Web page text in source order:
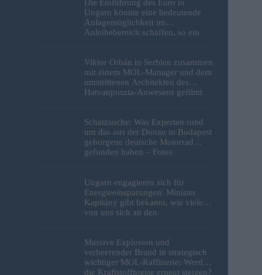
Die Einführung des Euro in
Ungarn könnte eine bedeutende
Anlagemöglichkeit im
Anleihebereich schaffen, so ein
Viktor Orbán in Serbien zusammen
mit einem MOL-Manager und dem
umstrittenen Architekten des
Hatvanpuszta-Anwesens gefilmt
Schatzsuche: Was Experten rund
um das aus der Donau in Budapest
geborgene deutsche Motorrad
gefunden haben – Fotos
Ungarn engagieren sich für
Energieeinsparungen: Minister
Kapitány gibt bekannt, wie viele
von uns sich an den
Massive Explosion und
verheerender Brand in strategisch
wichtiger MOL-Raffinerie: Werden
die Kraftstoffpreise erneut steigen?